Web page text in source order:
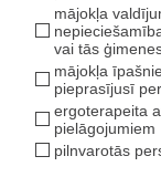
mājokļa
vai tās
mājokļa
pieprasījusī
ergoterapeita
pielāgojumiem
pilnvarotās